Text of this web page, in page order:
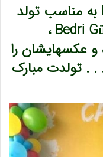
پلین کاراهان Pelin Karahan به مناسب تولد
همسرش بدری گونتای Bedri Güntay ،
و عکسهایشان را
. تولدت مبارک